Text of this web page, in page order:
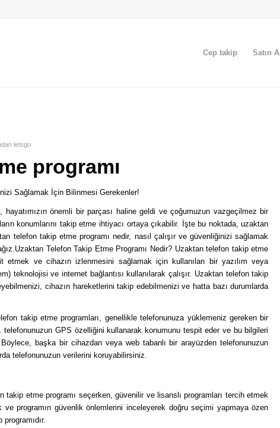
Cep takip Satın Al
letsgo
programı
Sağlamak İçin Bilinmesi Gerekenler!
önemli bir parçası haline geldi ve çoğumuzun vazgeçilmez bir
konumlarını takip etme ihtiyacı ortaya çıkabilir. İşte bu noktada, uzaktan
telefon takip etme programı nedir, nasıl çalışır ve güvenliğinizi sağlamak
Telefon Takip Etme Programı Nedir? Uzaktan telefon takip etme
etmek ve cihazın izlenmesini sağlamak için kullanılan bir yazılım veya
teknolojisi ve internet bağlantısı kullanılarak çalışır. Uzaktan telefon takip
cihazın hareketlerini takip edebilmenizi ve hatta bazı durumlarda
takip etme programları, genellikle telefonunuza yüklemeniz gereken bir
GPS özelliğini kullanarak konumunu tespit eder ve bu bilgileri
başka bir cihazdan veya web tabanlı bir arayüzden telefonunuzun
telefonunuzun verilerini koruyabilirsiniz.
etme programı seçerken, güvenilir ve lisanslı programları tercih etmek
ve programın güvenlik önlemlerini inceleyerek doğru seçimi yapmaya özen